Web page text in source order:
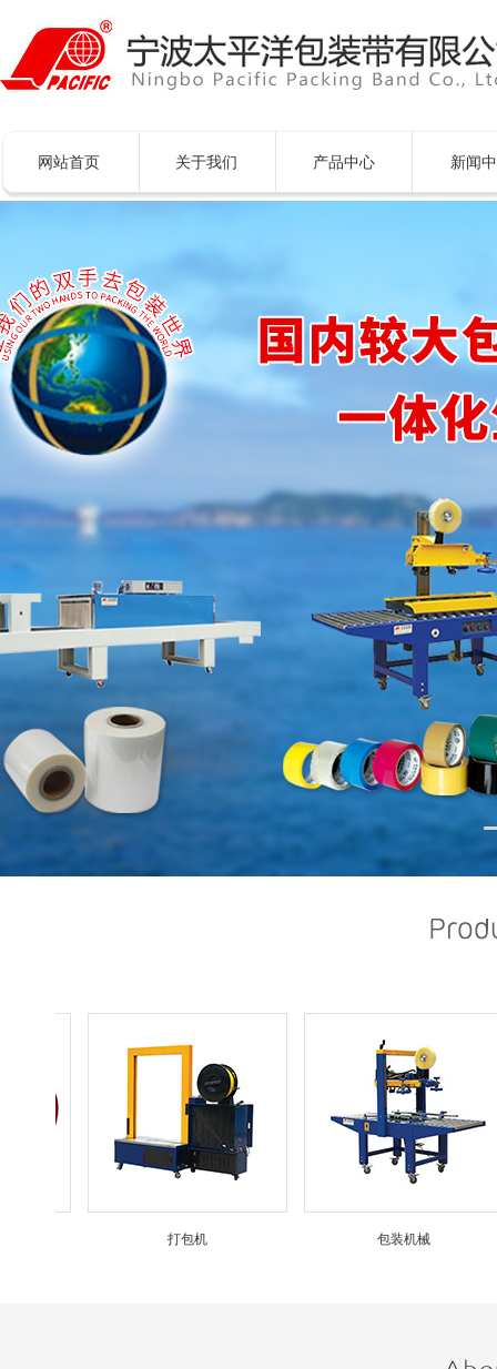
网站首页 关于我们 产品中心 新闻
打包机 包装机械